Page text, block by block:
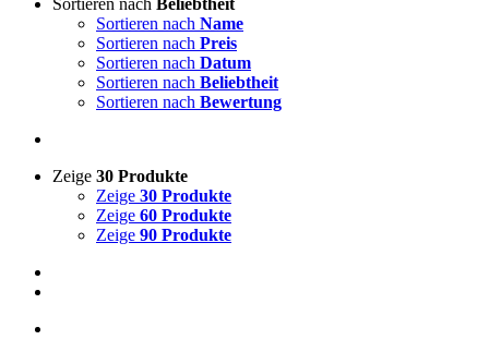
Sortieren nach Name
Sortieren nach Preis
Sortieren nach Datum
Sortieren nach Beliebtheit
Sortieren nach Bewertung
Zeige 30 Produkte
Zeige 30 Produkte
Zeige 60 Produkte
Zeige 90 Produkte